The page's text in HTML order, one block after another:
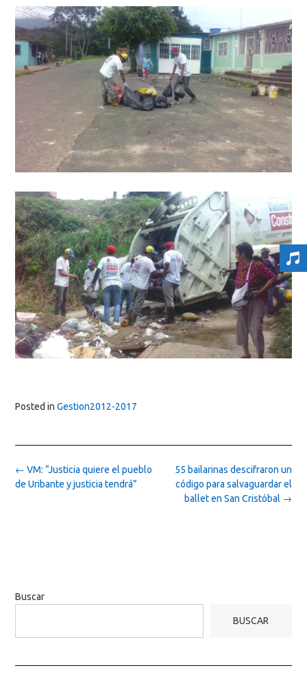
Posted in Gestion2012-2017
Post
navigation
55 bailarinas descifraron un
código para salvaguardar el
ballet en San Cristóbal →
← VM: “Justicia quiere el pueblo
de Uribante y justicia tendrá”
Buscar
BUSCAR